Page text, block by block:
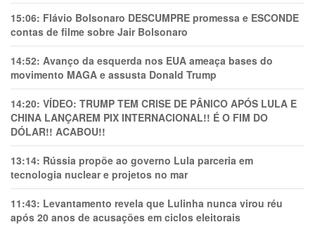
15:06: Flávio Bolsonaro DESCUMPRE promessa e ESCONDE
contas de filme sobre Jair Bolsonaro
14:52: Avanço da esquerda nos EUA ameaça bases do
movimento MAGA e assusta Donald Trump
14:20: VÍDEO: TRUMP TEM CRlSE DE PÂNlCO APÓS LULA E
CHINA LANÇAREM PIX INTERNACIONAL!! É O FIM DO
DÓLAR!! ACABOU!!
13:14: Rússia propõe ao governo Lula parceria em
tecnologia nuclear e projetos no mar
11:43: Levantamento revela que Lulinha nunca virou réu
após 20 anos de acusações em ciclos eleitorais